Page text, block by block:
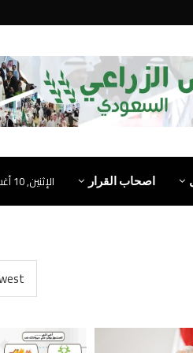
اصحاب القرار الإثنين, 10 أغسطس, 2026